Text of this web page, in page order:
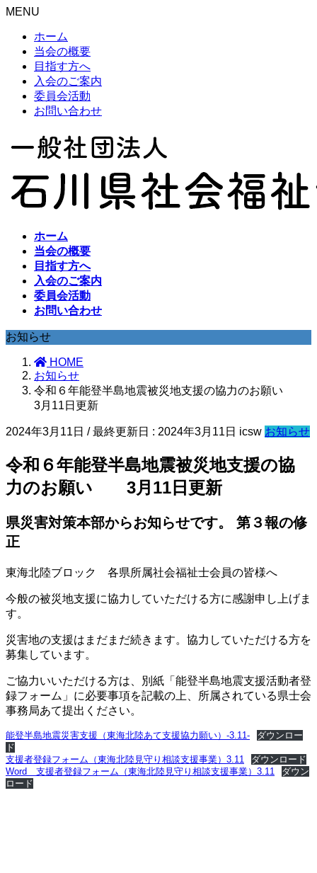
MENU
ホーム
当会の概要
目指す方へ
入会のご案内
委員会活動
お問い合わせ
ホーム
当会の概要
目指す方へ
入会のご案内
委員会活動
お問い合わせ
お知らせ
HOME
お知らせ
令和６年能登半島地震被災地支援の協力のお願い
3月11日更新
2024年3月11日 / 最終更新日 : 2024年3月11日 icsw お知らせ
令和６年能登半島地震被災地支援の協
力のお願い 3月11日更新
県災害対策本部からお知らせです。
第３報の修
正
東海北陸ブロック 各県所属社会福祉士会員の皆様へ
今般の被災地支援に協力していただける方に感謝申し上げま
す。
災害地の支援はまだまだ続きます。協力していただける方を
募集しています。
ご協力いいただける方は、別紙「能登半島地震支援活動者登
録フォーム」に必要事項を記載の上、所属されている県士会
事務局あて提出ください。
能登半島地震災害支援（東海北陸あて支援協力願い）-3.11-
ダウンロー
ド
支援者登録フォーム（東海北陸見守り相談支援事業）3.11
ダウンロード
Word 支援者登録フォーム（東海北陸見守り相談支援事業）3.11
ダウン
ロード